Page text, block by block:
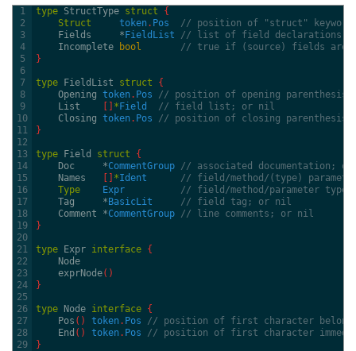
1
2
3
4
5
6
7
8
9
10
11
12
13
14
15
16
17
18
19
20
21
22
23
24
25
26
27
28
29
type StructType struct
{
Struct
token. Pos
// position of "struct" keyword
Fields     *FieldList
// list of field declarations
Incomplete
bool
// true if (source) fields are
}
type FieldList struct
{
Opening token. Pos
// position of opening
List
[ ] *Field
// field list; or nil
Closing token. Pos
// position of closing parenthesis/
}
type Field struct
{
Doc     *CommentGroup
// associated documentation;
Names
[ ] *Ident
// field/method/(type)
Type
Expr
// field/method/parameter
Tag     *BasicLit
// field tag; or nil
Comment *CommentGroup
// line comments; or nil
}
type Expr interface {
Node
exprNode( )
}
type Node interface {
Pos ( ) token. Pos
// position of first character
End ( ) token. Pos
// position of first character
}